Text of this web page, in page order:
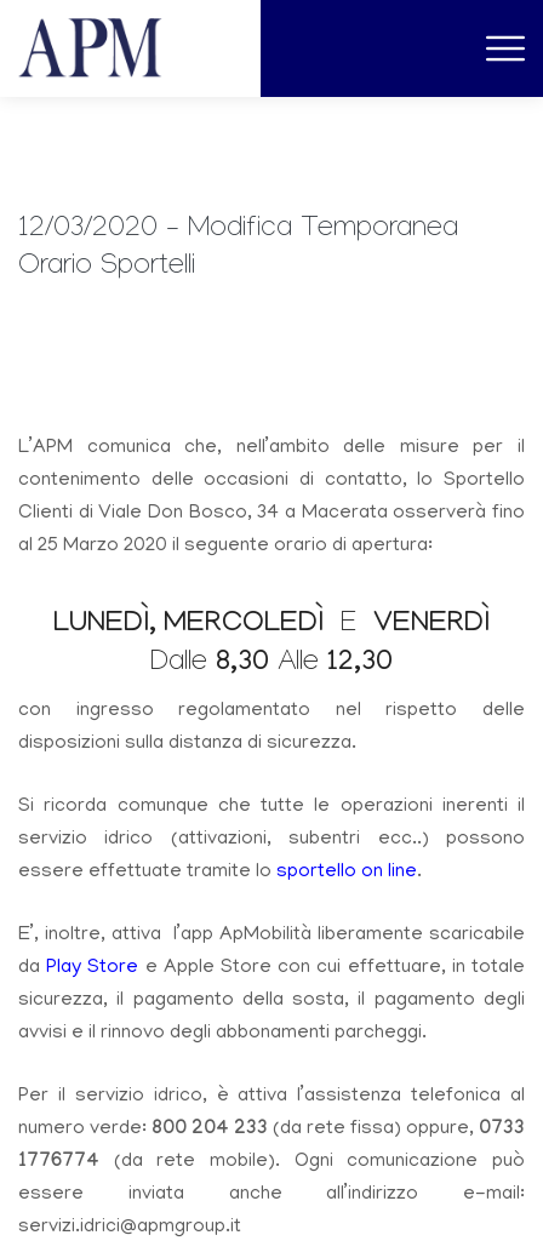
12/03/2020 – Modifica Temporanea
Orario Sportelli
L’APM comunica che, nell’ambito delle misure per il
contenimento delle occasioni di contatto, lo Sportello
Clienti di Viale Don Bosco, 34 a Macerata osserverà fino
al 25 Marzo 2020 il seguente orario di apertura:
LUNEDÌ, MERCOLEDÌ E VENERDÌ
Dalle 8,30 Alle 12,30
con ingresso regolamentato nel rispetto delle
disposizioni sulla distanza di sicurezza.
Si ricorda comunque che tutte le operazioni inerenti il
servizio idrico (attivazioni, subentri ecc..) possono
essere effettuate tramite lo sportello on line.
E’, inoltre, attiva l’app ApMobilità liberamente scaricabile
daPlay Store e Apple Store con cui effettuare, in totale
sicurezza, il pagamento della sosta, il pagamento degli
avvisi e il rinnovo degli abbonamenti parcheggi.
Per il servizio idrico, è attiva l’assistenza telefonica al
numero verde: 800 204 233 (da rete fissa) oppure, 0733
1776774 (da rete mobile). Ogni comunicazione può
essere inviata anche all’indirizzo e-mail:
servizi.idrici@apmgroup.it